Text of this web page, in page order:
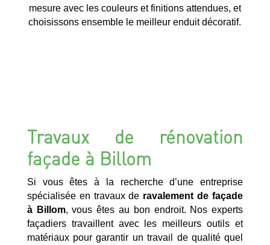
mesure avec les couleurs et finitions attendues, et
choisissons ensemble le meilleur enduit décoratif.
Travaux de rénovation
façade à Billom
Si vous êtes à la recherche d’une entreprise
spécialisée en travaux de ravalement de façade
à Billom, vous êtes au bon endroit. Nos experts
façadiers travaillent avec les meilleurs outils et
matériaux pour garantir un travail de qualité quel